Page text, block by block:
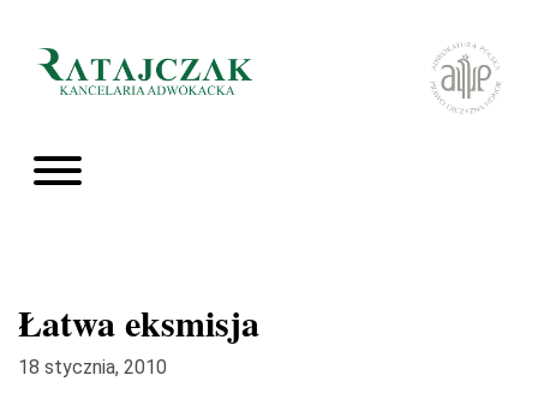
Łatwa eksmisja
18 stycznia, 2010